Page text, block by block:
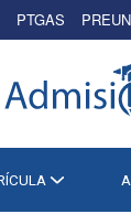
PTGAS